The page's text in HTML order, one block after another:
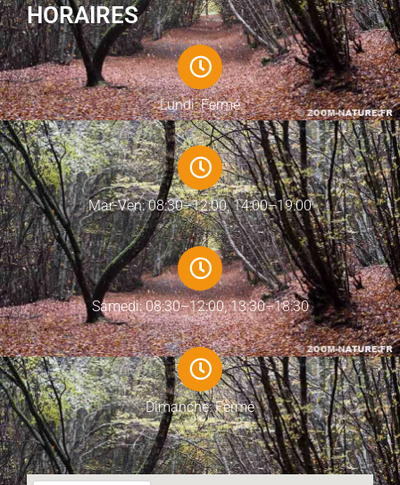
HORAIRES
Lundi: Fermé
Mar-Ven: 08:30–12:00, 14:00–19:00
Samedi: 08:30–12:00, 13:30–18:30
Dimanche: Fermé